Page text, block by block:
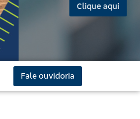
Fale ouvidoria